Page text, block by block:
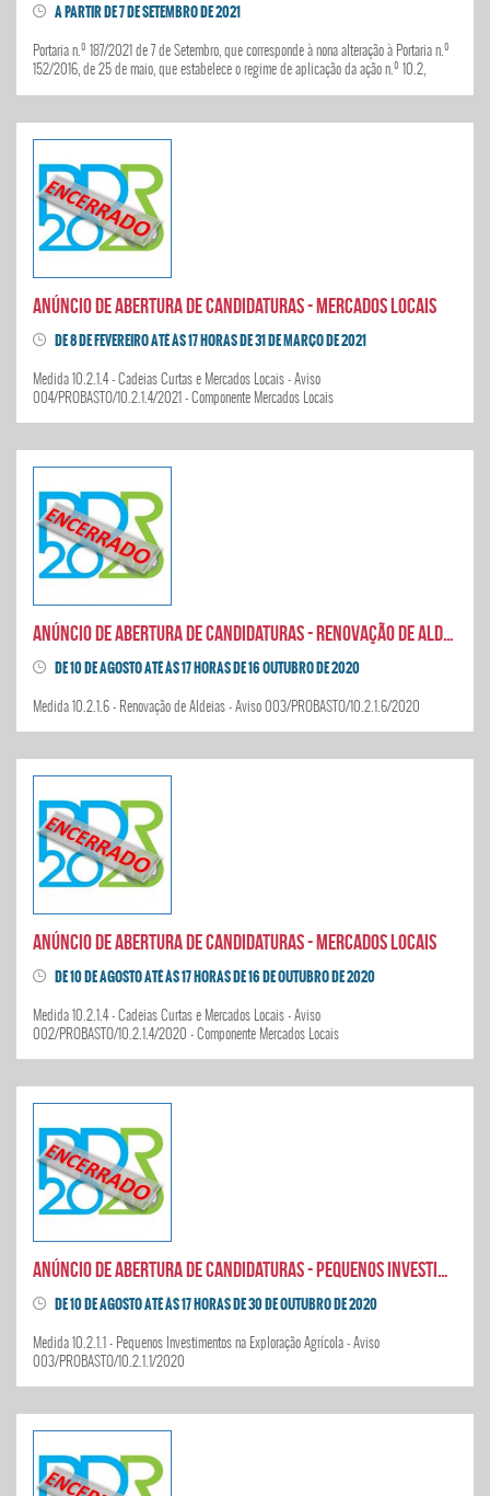
A PARTIR DE 7 DE SETEMBRO DE 2021
Portaria n.º 187/2021 de 7 de Setembro, que corresponde à nona alteração à Portaria n.º
152/2016, de 25 de maio, que estabelece o regime de aplicação da ação n.º 10.2,
Anúncio de abertura de candidaturas - Mercados Locais
DE 8 DE FEVEREIRO ATÉ ÀS 17 HORAS DE 31 DE MARÇO DE 2021
Medida 10.2.1.4 - Cadeias Curtas e Mercados Locais - Aviso
004/PROBASTO/10.2.1.4/2021 - Componente Mercados Locais
Anúncio de abertura de candidaturas - Renovação de Aldeias
DE 10 DE AGOSTO ATÉ ÀS 17 HORAS DE 16 OUTUBRO DE 2020
Medida 10.2.1.6 - Renovação de Aldeias - Aviso 003/PROBASTO/10.2.1.6/2020
Anúncio de abertura de candidaturas - Mercados Locais
DE 10 DE AGOSTO ATÉ ÀS 17 HORAS DE 16 DE OUTUBRO DE 2020
Medida 10.2.1.4 - Cadeias Curtas e Mercados Locais - Aviso
002/PROBASTO/10.2.1.4/2020 - Componente Mercados Locais
Anúncio de abertura de candidaturas - Pequenos Investimentos na Exploração Agrícola
DE 10 DE AGOSTO ATÉ ÀS 17 HORAS DE 30 DE OUTUBRO DE 2020
Medida 10.2.1.1 - Pequenos Investimentos na Exploração Agrícola - Aviso
003/PROBASTO/10.2.1.1/2020